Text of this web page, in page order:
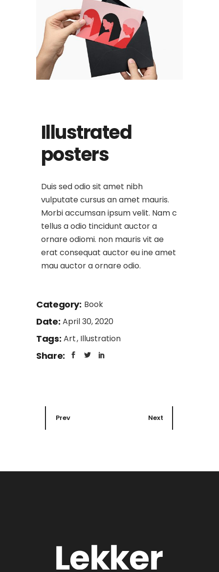
Illustrated
posters
Duis sed odio sit amet nibh
vulputate cursus an amet mauris.
Morbi accumsan ipsum velit. Nam c
tellus a odio tincidunt auctor a
ornare odiomi. non mauris vit ae
erat consequat auctor eu ine amet
mau auctor a ornare odio.
Category: Book
Date: April 30, 2020
Tags: Art Illustration
Share:
Prev Next